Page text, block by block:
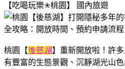
【吃喝玩樂✭桃園】
國內旅遊
桃園【後慈湖】重新開放啦！許
有豐富的生態景觀、沉靜湖光山